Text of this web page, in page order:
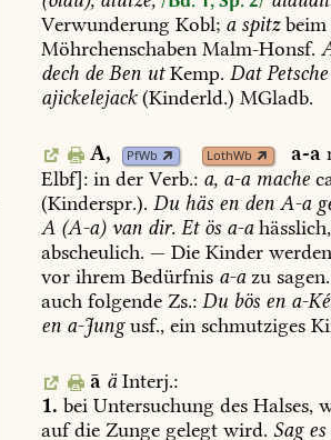
Verwunderung Kobl; aspitzbeim
Möhrchenschaben Malm-Honsf.
dech de Ben ut Kemp. DatPetsche
ajickelejack(Kinderld.) MGladb.
A, PfWb LothWb a-a
Elbf]: in der Verb.: a, a-amache
(Kinderspr.). Du häs en den A-a
A (A-a)van dir. Etös a-ahässlich,
abscheulich. — Die Kinder
vor ihrem Bedürfnis a-azu sagen.
auch folgende Zs.: Du bös en a-
en a-Jungusf., ein schmutziges
ā äInterj.:
1. bei Untersuchung des Halses,
aufdie Zunge gelegt wird. Sages